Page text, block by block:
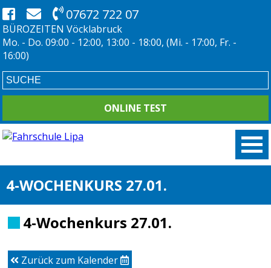
07672 722 07
BÜROZEITEN Vöcklabruck
Mo. - Do. 09:00 - 12:00, 13:00 - 18:00, (Mi. - 17:00, Fr. -
16:00)
ONLINE TEST
4-WOCHENKURS 27.01.
4-Wochenkurs 27.01.
Zurück zum Kalender